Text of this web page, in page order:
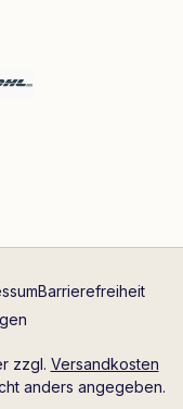
Barrierefreiheit
zzgl. Versandkosten
anders angegeben.